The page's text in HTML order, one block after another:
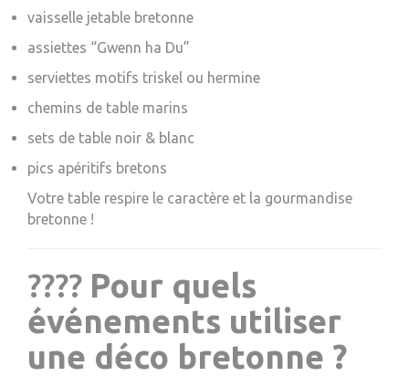
vaisselle jetable bretonne
assiettes “Gwenn ha Du”
serviettes motifs triskel ou hermine
chemins de table marins
sets de table noir & blanc
pics apéritifs bretons
Votre table respire le caractère et la gourmandise
bretonne !
???? Pour quels
événements utiliser
une déco bretonne ?